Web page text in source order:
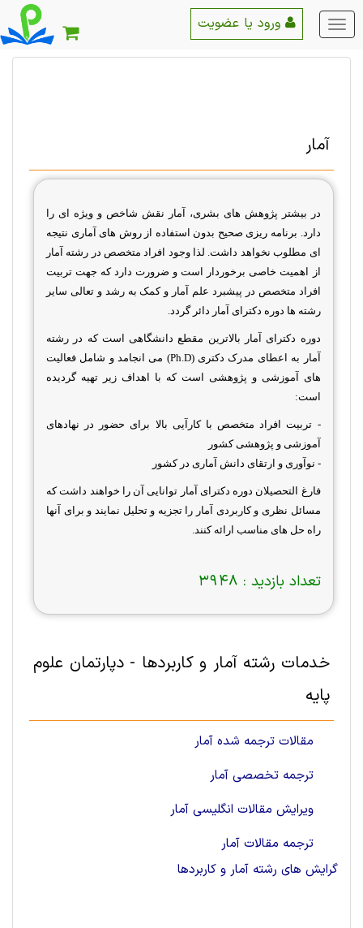
منو
اصلی
آمار
در بیشتر پژوهش های بشری، آمار نقش شاخص و ویژه ای را
دارد. برنامه ریزی صحیح بدون استفاده از روش های آماری نتیجه
ای مطلوب نخواهد داشت. لذا وجود افراد متخصص در رشته آمار
از اهمیت خاصی برخوردار است و ضرورت دارد که جهت تربیت
افراد متخصص در پیشبرد علم آمار و کمک به رشد و تعالی سایر
رشته ها دوره دکترای آمار دائر گردد.
دوره دکترای آمار بالاترین مقطع دانشگاهی است که در رشته
آمار به اعطای مدرک دکتری (Ph.D) می انجامد و شامل فعالیت
های آموزشی و پژوهشی است که با اهداف زیر تهیه گردیده
است:
- تربیت افراد متخصص با کارآیی بالا برای حضور در نهادهای
آموزشی و پژوهشی کشور
- نوآوری و ارتقای دانش آماری در کشور
فارغ التحصیلان دوره دکترای آمار توانایی آن را خواهند داشت که
مسائل نظری و کاربردی آمار را تجزیه و تحلیل نمایند و برای آنها
راه حل های مناسب ارائه کنند.
تعداد بازدید : 3948
خدمات رشته آمار و کاربردها - دپارتمان علوم
پايه
مقالات ترجمه شده آمار
ترجمه تخصصی آمار
ویرایش مقالات انگلیسی آمار
ترجمه مقالات آمار
گرایش های رشته آمار و کاربردها